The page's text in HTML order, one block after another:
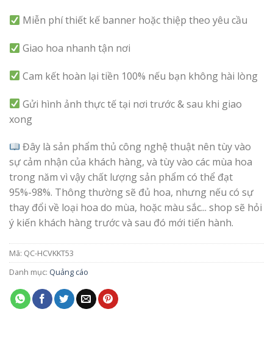
Miễn phí thiết kế banner hoặc thiệp theo yêu cầu
Giao hoa nhanh tận nơi
Cam kết hoàn lại tiền 100% nếu bạn không hài lòng
Gửi hình ảnh thực tế tại nơi trước & sau khi giao
xong
Đây là sản phẩm thủ công nghệ thuật nên tùy vào
sự cảm nhận của khách hàng, và tùy vào các mùa hoa
trong năm vì vậy chất lượng sản phẩm có thể đạt
95%-98%. Thông thường sẽ đủ hoa, nhưng nếu có sự
thay đổi về loại hoa do mùa, hoặc màu sắc... shop sẽ hỏi
ý kiến khách hàng trước và sau đó mới tiến hành.
Mã: QC-HCVKKT53
Danh mục: Quảng cáo